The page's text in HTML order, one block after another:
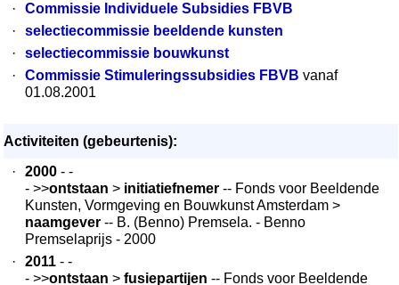
·
Commissie Individuele Subsidies FBVB
·
selectiecommissie beeldende kunsten
·
selectiecommissie bouwkunst
·
Commissie Stimuleringssubsidies FBVB vanaf
01.08.2001
Activiteiten (gebeurtenis):
·
2000 - -
- >>ontstaan > initiatiefnemer -- Fonds voor Beeldende
Kunsten, Vormgeving en Bouwkunst Amsterdam >
naamgever -- B. (Benno) Premsela. - Benno
Premselaprijs - 2000
·
2011 - -
- >>ontstaan > fusiepartijen -- Fonds voor Beeldende